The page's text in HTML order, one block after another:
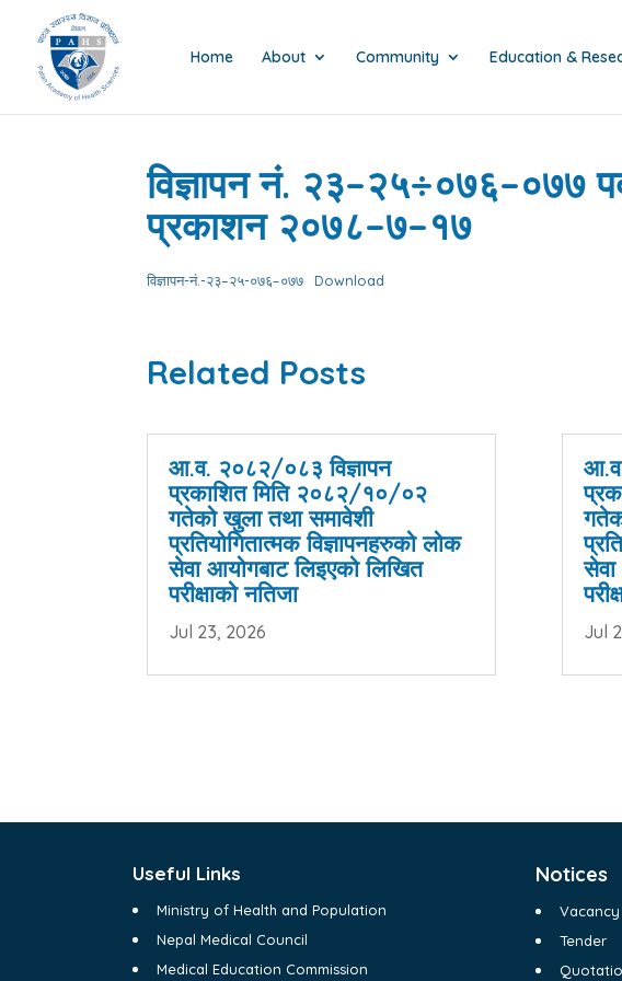
Home About Community Education &
विज्ञापन नं. २३–२५÷०७६–०७७
प्रकाशन २०७८–७–१७
विज्ञापन-नं.-२३–२५-०७६–०७७ Download
Related Posts
आ.व. २०८२/०८३ विज्ञापन
प्रकाशित मिति २०८२/१०/०२
गतेको खुला तथा समावेशी
प्रतियोगितात्मक विज्ञापनहरुको लोक
सेवा आयोगबाट लिइएको लिखित
परीक्षाको नतिजा
Jul 23, 2026 Jul
Useful Links
Ministry of Health and Population
Nepal Medical Council
Medical Education Commission
Notices
Vacancy
Tender